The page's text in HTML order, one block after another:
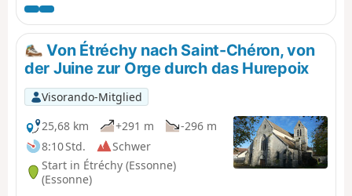
Kirche und eine geologische Sehenswürdigkeit
bereichern diese Route.
Von Étréchy nach Saint-Chéron, von
der Juine zur Orge durch das Hurepoix
Visorando-Mitglied
25,68 km
+291 m
-296 m
8:10 Std.
Schwer
Start in Étréchy (Essonne)
(Essonne)